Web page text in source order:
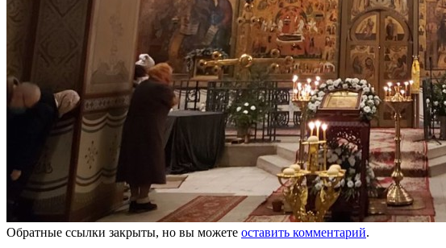
Обратные ссылки закрыты, но вы можете оставить комментарий.